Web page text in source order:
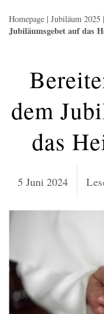
Homepage | Jubiläum 2025 |
Jubiläumsgebet auf das
dem
das
5 Juni 2024